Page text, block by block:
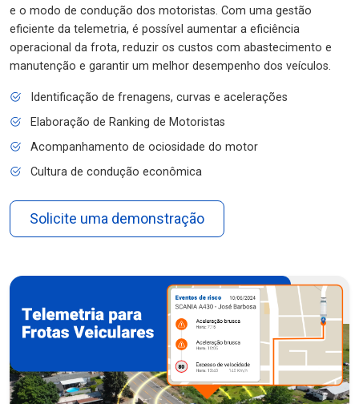
e o modo de condução dos motoristas. Com uma gestão
eficiente da telemetria, é possível aumentar a eficiência
operacional da frota, reduzir os custos com abastecimento e
manutenção e garantir um melhor desempenho dos veículos.
Identificação de frenagens, curvas e acelerações
Elaboração de Ranking de Motoristas
Acompanhamento de ociosidade do motor
Cultura de condução econômica
Solicite uma demonstração